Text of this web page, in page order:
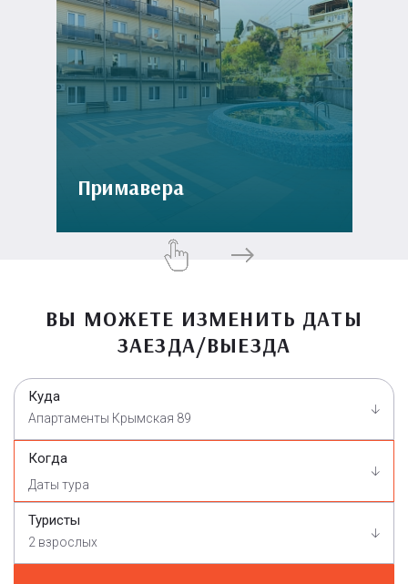
Примавера
ВЫ МОЖЕТЕ ИЗМЕНИТЬ ДАТЫ
ЗАЕЗДА/ВЫЕЗДА
Куда
Апартаменты Крымская 89
Когда
Туристы
2 взрослых